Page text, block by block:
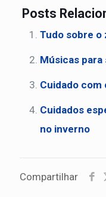
Posts
Tudo sobre o
Músicas para
Cuidado
Cuidados
no inverno
Compartilhar